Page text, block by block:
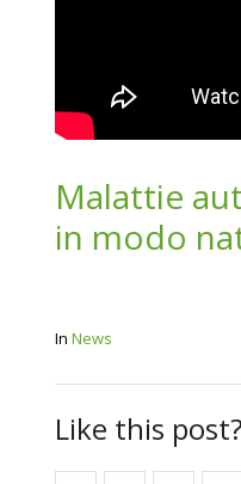
Malattie
in modo
In News
Like this post?